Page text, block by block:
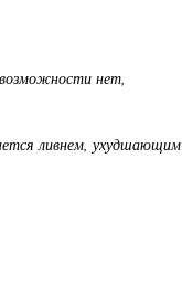
нет,
ливнем, ухудшающим